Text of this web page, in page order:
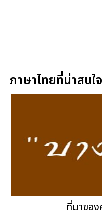
ภาษาไทยที่น่าสนใจ
ที่มาขอ